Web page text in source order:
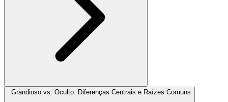
Grandioso vs. Oculto: Diferenças Centrais e Raízes Comuns